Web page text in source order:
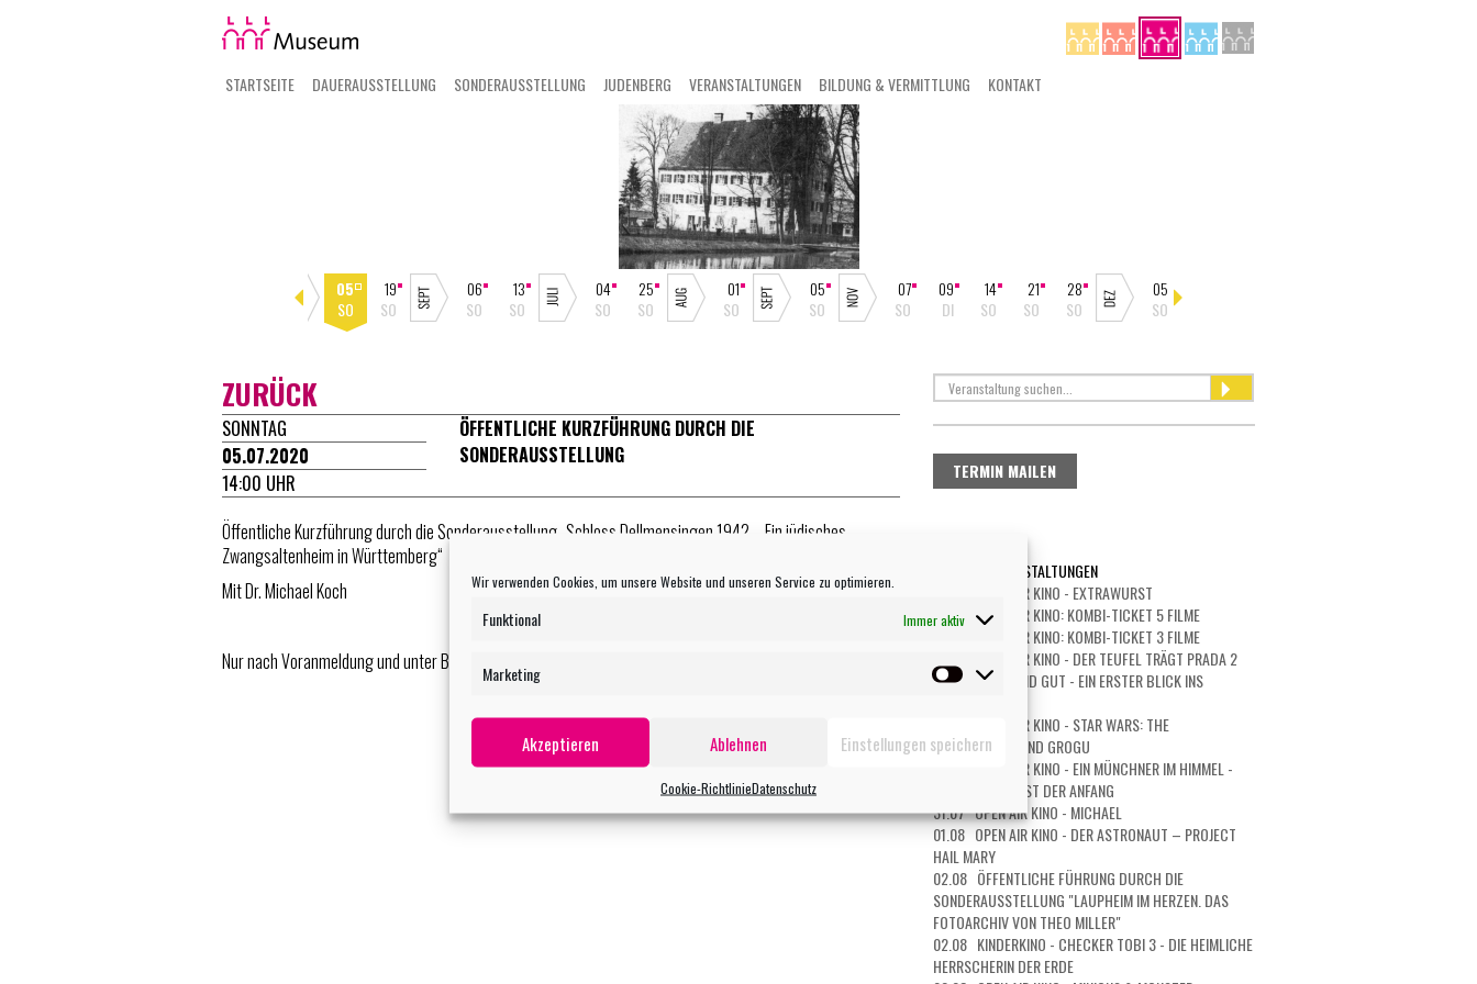
Wir verwenden Cookies, um unsere Website und unseren Service zu optimieren.
Funktional Immer aktiv
Marketing Marketing
Akzeptieren Ablehnen Einstellungen speichern
Cookie-RichtlinieDatenschutz
STARTSEITE DAUERAUSSTELLUNG SONDERAUSSTELLUNG JUDENBERG VERANSTALTUNGEN BILDUNG & VERMITTLUNG KONTAKT
05
SO
19
SO
06
SO
13
SO
04
SO
25
SO
01
SO
05
SO
07
SO
09
DI
14
SO
21
SO
28
SO
05
SO
ZURÜCK
SONNTAG
05.07.2020
14:00 UHR
ÖFFENTLICHE KURZFÜHRUNG DURCH DIE
SONDERAUSSTELLUNG
Öffentliche Kurzführung durch die Sonderausstellung „Schloss Dellmensingen 1942 – Ein jüdisches
Zwangsaltenheim in Württemberg“
Mit Dr. Michael Koch
Nur nach Voranmeldung und unter Berücksichtigung der aktuellen Hygienevoschriften!
TERMIN MAILEN
WEITERE VERANSTALTUNGEN
27.07 OPEN AIR KINO - EXTRAWURST
27.07 OPEN AIR KINO: KOMBI-TICKET 5 FILME
27.07 OPEN AIR KINO: KOMBI-TICKET 3 FILME
28.07 OPEN AIR KINO - DER TEUFEL TRÄGT PRADA 2
29.07 KURZ UND GUT - EIN ERSTER BLICK INS
29.07 OPEN AIR KINO - STAR WARS: THE
MANDALORIAN AND GROGU
30.07 OPEN AIR KINO - EIN MÜNCHNER IM HIMMEL -
DER TOD IST ERST DER ANFANG
31.07 OPEN AIR KINO - MICHAEL
01.08 OPEN AIR KINO - DER ASTRONAUT – PROJECT
HAIL MARY
02.08 ÖFFENTLICHE FÜHRUNG DURCH DIE
SONDERAUSSTELLUNG "LAUPHEIM IM HERZEN. DAS
FOTOARCHIV VON THEO MILLER"
02.08 KINDERKINO - CHECKER TOBI 3 - DIE HEIMLICHE
HERRSCHERIN DER ERDE